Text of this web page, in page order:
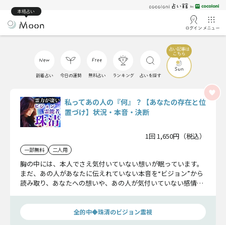
本格占い
ログイン メニュー
新着占い 今日の運勢 無料占い ランキング 占いを探す
私ってあの人の『何』？【あなたの存在と位
置づけ】状況・本音・決断
1回 1,650円（税込）
一部無料 二人用
胸の中には、本人でさえ気付いていない想いが眠っています。
まだ、あの人があなたに伝えれていない本音を“ビジョン”から
読み取り、あなたへの想いや、あの人が気付いていない感情、
全的中◆珠清のビジョン霊視